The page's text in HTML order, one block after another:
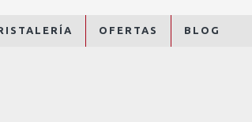
OFERTAS BLOG